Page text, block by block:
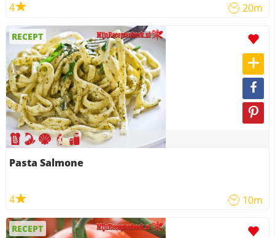
4 20m
RECEPT
Pasta Salmone
4 10m
RECEPT